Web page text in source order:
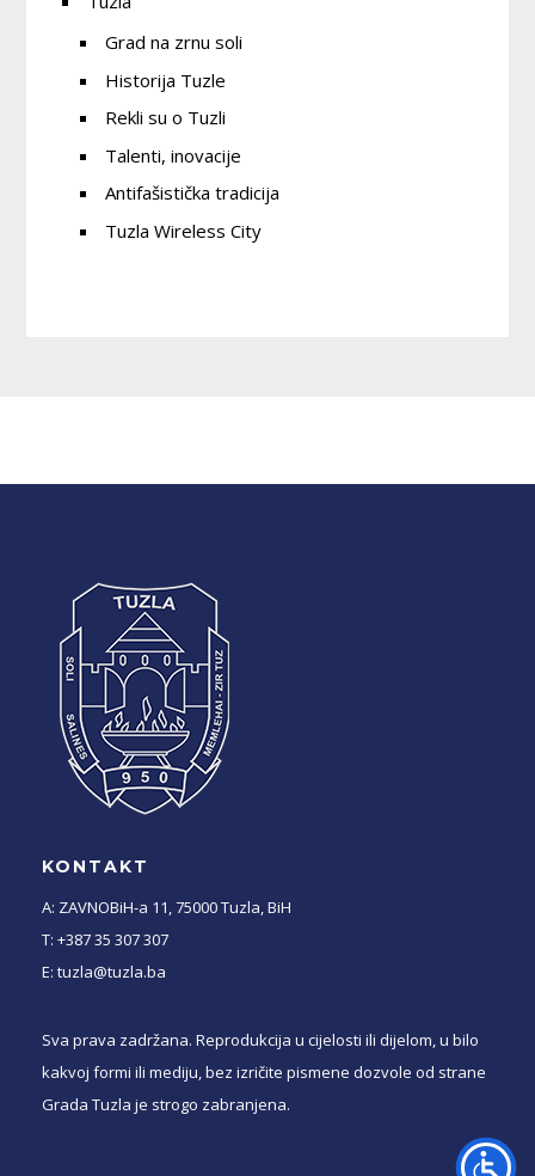
Grad na zrnu soli
Historija Tuzle
Rekli su o Tuzli
Talenti, inovacije
Antifašistička tradicija
Tuzla Wireless City
KONTAKT
A: ZAVNOBiH-a 11, 75000 Tuzla, BiH
T: +387 35 307 307
E: tuzla@tuzla.ba
Sva prava zadržana. Reprodukcija u cijelosti ili dijelom, u bilo
kakvoj formi ili mediju, bez izričite pismene dozvole od strane
Grada Tuzla je strogo zabranjena.